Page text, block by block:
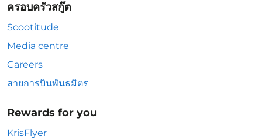
ครอบครัวสกู๊ต
Scootitude
Media centre
Careers
สายการบินพันธมิตร
Rewards for you
KrisFlyer